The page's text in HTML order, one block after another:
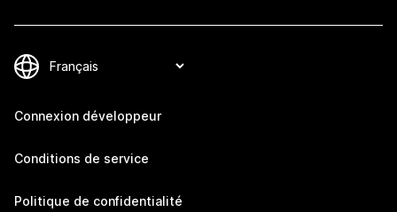
Connexion développeur
Conditions de service
Politique de confidentialité